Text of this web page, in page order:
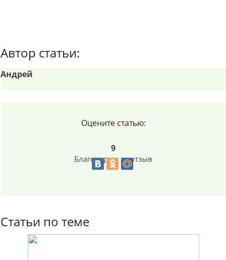
Автор статьи:
Андрей
Оцените статью:
9
Благодарим за отзыв
Статьи по теме